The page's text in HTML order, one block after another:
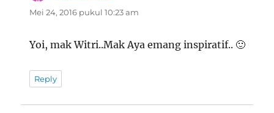
Mei 24, 2016 pukul 10:23 am
Yoi, mak Witri..Mak Aya emang inspiratif.. 🙂
Reply